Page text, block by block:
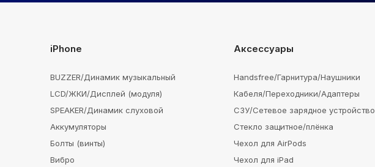
iPhone
BUZZER/Динамик музыкальный
LCD/ЖКИ/Дисплей (модуля)
SPEAKER/Динамик слуховой
Аккумуляторы
Болты (винты)
Вибро
Аксессуары
Handsfree/Гарнитура/Наушники
Кабеля/Переходники/Адаптеры
СЗУ/Сетевое зарядное устройство
Стекло защитное/плёнка
Чехол для AirPods
Чехол для iPad